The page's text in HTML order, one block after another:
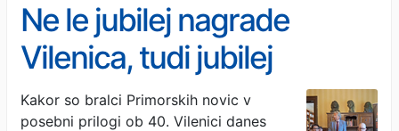
Ne le jubilej nagrade
Vilenica, tudi jubilej
sežanskih jamarjev
Kakor so bralci Primorskih novic v
posebni prilogi ob 40. Vilenici danes